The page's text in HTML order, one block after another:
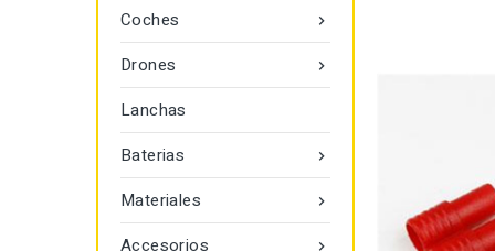

Coches

Drones
Lanchas

Baterias

Materiales

Accesorios